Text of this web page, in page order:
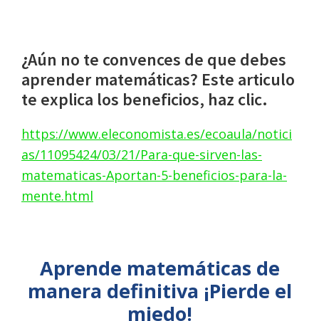
¿Aún no te convences de que debes
aprender matemáticas? Este articulo
te explica los beneficios, haz clic.
https://www.eleconomista.es/ecoaula/notici
as/11095424/03/21/Para-que-sirven-las-
matematicas-Aportan-5-beneficios-para-la-
mente.html
Aprende matemáticas de
manera definitiva ¡Pierde el
miedo!